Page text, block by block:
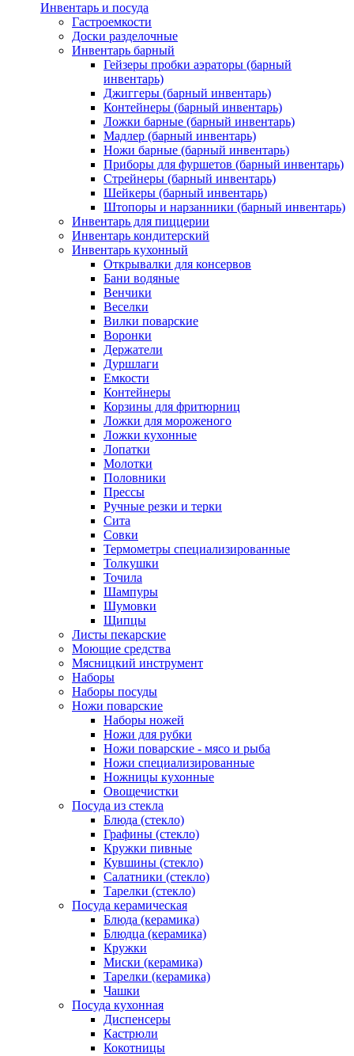
Инвентарь и посуда
Гастроемкости
Доски разделочные
Инвентарь барный
Гейзеры пробки аэраторы (барный
инвентарь)
Джиггеры (барный инвентарь)
Контейнеры (барный инвентарь)
Ложки барные (барный инвентарь)
Мадлер (барный инвентарь)
Ножи барные (барный инвентарь)
Приборы для фуршетов (барный инвентарь)
Стрейнеры (барный инвентарь)
Шейкеры (барный инвентарь)
Штопоры и нарзанники (барный инвентарь)
Инвентарь для пиццерии
Инвентарь кондитерский
Инвентарь кухонный
Открывалки для консервов
Бани водяные
Венчики
Веселки
Вилки поварские
Воронки
Держатели
Дуршлаги
Емкости
Контейнеры
Корзины для фритюрниц
Ложки для мороженого
Ложки кухонные
Лопатки
Молотки
Половники
Прессы
Ручные резки и терки
Сита
Совки
Термометры специализированные
Толкушки
Точила
Шампуры
Шумовки
Щипцы
Листы пекарские
Моющие средства
Мясницкий инструмент
Наборы
Наборы посуды
Ножи поварские
Наборы ножей
Ножи для рубки
Ножи поварские - мясо и рыба
Ножи специализированные
Ножницы кухонные
Овощечистки
Посуда из стекла
Блюда (стекло)
Графины (стекло)
Кружки пивные
Кувшины (стекло)
Салатники (стекло)
Тарелки (стекло)
Посуда керамическая
Блюда (керамика)
Блюдца (керамика)
Кружки
Миски (керамика)
Тарелки (керамика)
Чашки
Посуда кухонная
Диспенсеры
Кастрюли
Кокотницы